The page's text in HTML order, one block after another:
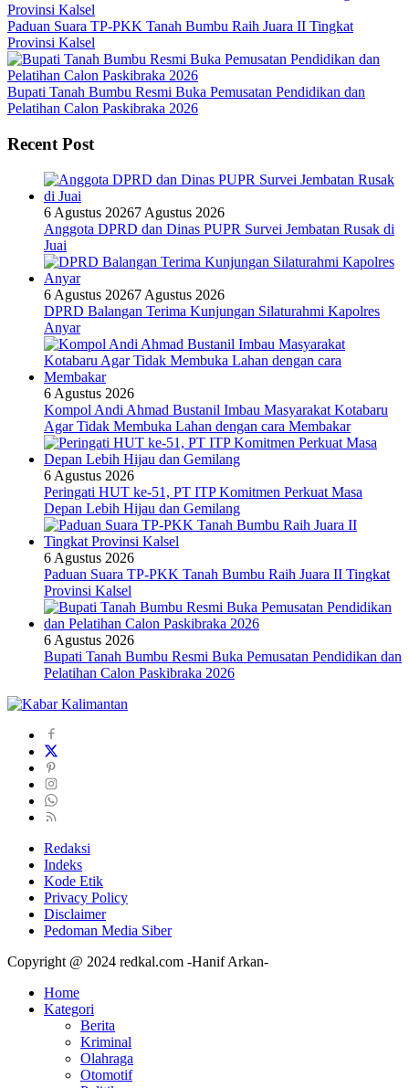
Paduan Suara TP-PKK Tanah Bumbu Raih Juara II Tingkat
Provinsi Kalsel
Bupati Tanah Bumbu Resmi Buka Pemusatan Pendidikan dan
Pelatihan Calon Paskibraka 2026
Recent Post
6 Agustus 20267 Agustus 2026
Anggota DPRD dan Dinas PUPR Survei Jembatan Rusak di
Juai
6 Agustus 20267 Agustus 2026
DPRD Balangan Terima Kunjungan Silaturahmi Kapolres
Anyar
6 Agustus 2026
Kompol Andi Ahmad Bustanil Imbau Masyarakat Kotabaru
Agar Tidak Membuka Lahan dengan cara Membakar
6 Agustus 2026
Peringati HUT ke-51, PT ITP Komitmen Perkuat Masa
Depan Lebih Hijau dan Gemilang
6 Agustus 2026
Paduan Suara TP-PKK Tanah Bumbu Raih Juara II Tingkat
Provinsi Kalsel
6 Agustus 2026
Bupati Tanah Bumbu Resmi Buka Pemusatan Pendidikan dan
Pelatihan Calon Paskibraka 2026
Redaksi
Indeks
Kode Etik
Privacy Policy
Disclaimer
Pedoman Media Siber
Copyright @ 2024 redkal.com -Hanif Arkan-
Home
Kategori
Berita
Kriminal
Olahraga
Otomotif